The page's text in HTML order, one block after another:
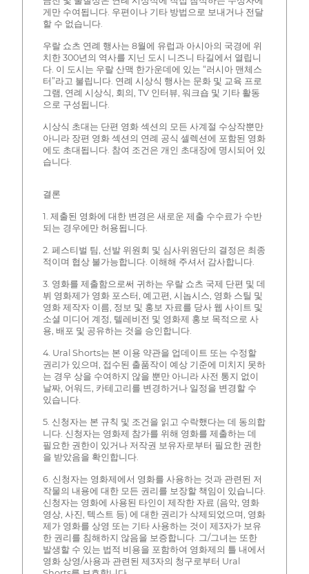
게만 수여됩니다. 우편이나 기타 방법으로 보내거나 전달
할 수 없습니다.
우랄 쇼츠 연례 행사는 8월에 유럽과 아시아의 국경에 위
치한 300년의 역사를 지닌 도시 니즈니 타길에서 열립니
다. 이 도시는 우랄 산맥 한가운데에 있는 “러시아 맨체스
터”라고 불립니다. 연례 시상식 행사는 문화 및 교육 프로
그램, 연례 시상식, 회의, TV 인터뷰, 워크숍 및 기타 활동
으로 구성됩니다.
시상식 초대는 단편 영화 섹션의 모든 사계절 수상작뿐만
아니라 장편 영화 섹션의 연례 공식 셀렉션에 포함된 영화
에도 초대됩니다. 참여 조건은 개인 초대장에 명시되어 있
습니다.
결론
1. 제출된 영화에 대한 변경은 새로운 제출 수수료가 수반
되는 경우에만 허용됩니다.
2. 페스티벌 팀, 선발 위원회 및 심사위원단의 결정은 최종
적이며 협상 불가능합니다. 이해해 주셔서 감사합니다.
3. 영화를 제출함으로써 귀하는 우랄 쇼츠 국제 단편 및 데
뷔 영화제가 영화 포스터, 예고편, 시놉시스, 영화 스틸 및
영화 제작자 이름, 정보 및 홍보 자료를 당사 웹 사이트 및
소셜 미디어 계정, 텔레비전 및 영화제 홍보 목적으로 사
용, 배포 및 공유하는 것을 승인합니다.
4. Ural Shorts는 본 이용 약관을 업데이트 또는 수정할
권리가 있으며, 접수된 출품작이 예상 기준에 미치지 못하
는 경우 상을 수여하지 않을 뿐만 아니라 사전 통지 없이
날짜, 어워드, 카테고리를 변경하거나 일정을 변경할 수
있습니다.
5. 신청자는 본 규칙 및 조건을 읽고 수락했다는 데 동의합
니다. 신청자는 영화제 참가를 위해 영화를 제출하는 데
필요한 권한이 있거나 저작권 보유자로부터 필요한 권한
을 받았음을 확인합니다.
6. 신청자는 영화제에서 영화를 사용하는 것과 관련된 저
작물의 내용에 대한 모든 권리를 보장할 책임이 있습니다.
신청자는 영화에 사용된 타인이 제작한 자료 (음악, 영화
영상, 사진, 텍스트 등) 에 대한 권리가 삭제되었으며, 영화
제가 영화를 상영 또는 기타 사용하는 것이 제3자가 보유
한 권리를 침해하지 않음을 보증합니다. 그/그녀는 또한
발생할 수 있는 법적 비용을 포함하여 영화제의 틀 내에서
영화 상영/사용과 관련된 제3자의 청구로부터 Ural